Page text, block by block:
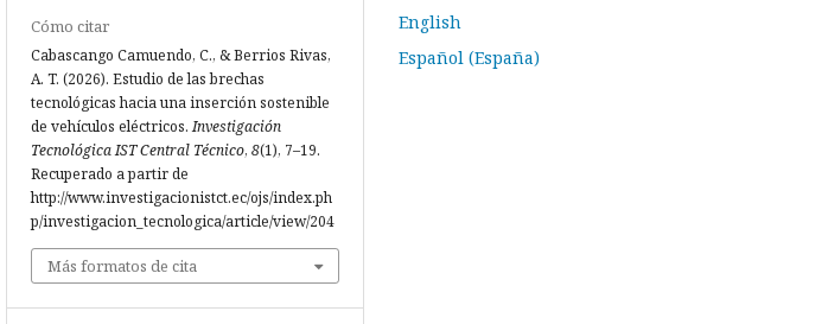
Cómo citar
Cabascango Camuendo, C., & Berrios Rivas,
A. T. (2026). Estudio de las brechas
tecnológicas hacia una inserción sostenible
de vehículos eléctricos.Investigación
Tecnológica IST Central Técnico, 8(1), 7–19.
Recuperado a partir de
http://www.investigacionistct.ec/ojs/index.ph
p/investigacion_tecnologica/article/view/204
Más formatos de cita
English
Español (España)